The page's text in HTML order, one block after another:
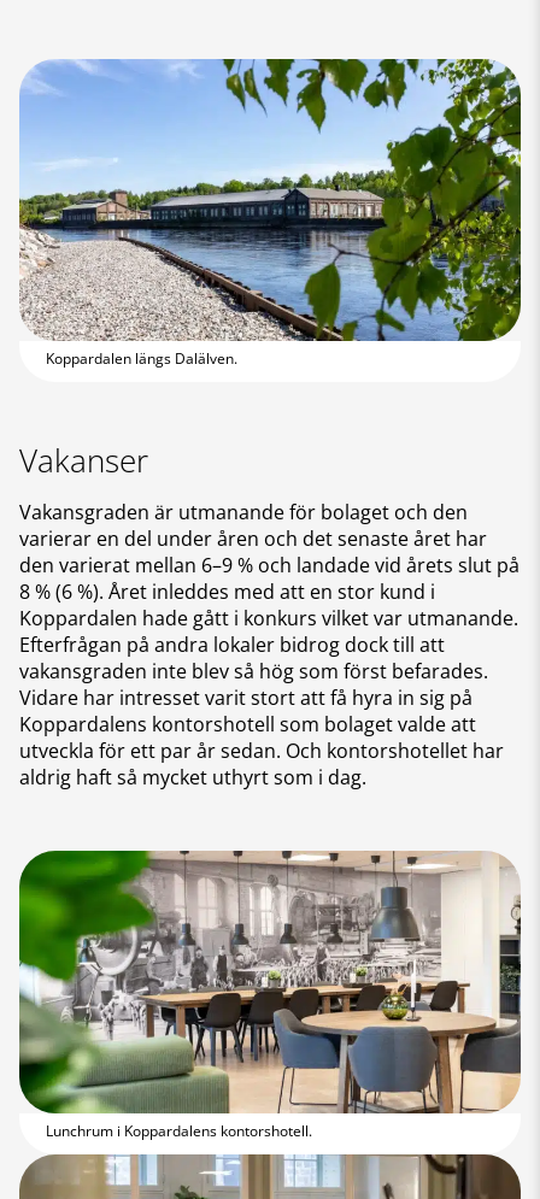
Koppardalen längs Dalälven.
Vakanser
Vakansgraden är utmanande för bolaget och den
varierar en del under åren och det senaste året har
den varierat mellan 6–9 % och landade vid årets slut på
8 % (6 %). Året inleddes med att en stor kund i
Koppardalen hade gått i konkurs vilket var utmanande.
Efterfrågan på andra lokaler bidrog dock till att
vakansgraden inte blev så hög som först befarades.
Vidare har intresset varit stort att få hyra in sig på
Koppardalens kontorshotell som bolaget valde att
utveckla för ett par år sedan. Och kontorshotellet har
aldrig haft så mycket uthyrt som i dag.
Lunchrum i Koppardalens kontorshotell.